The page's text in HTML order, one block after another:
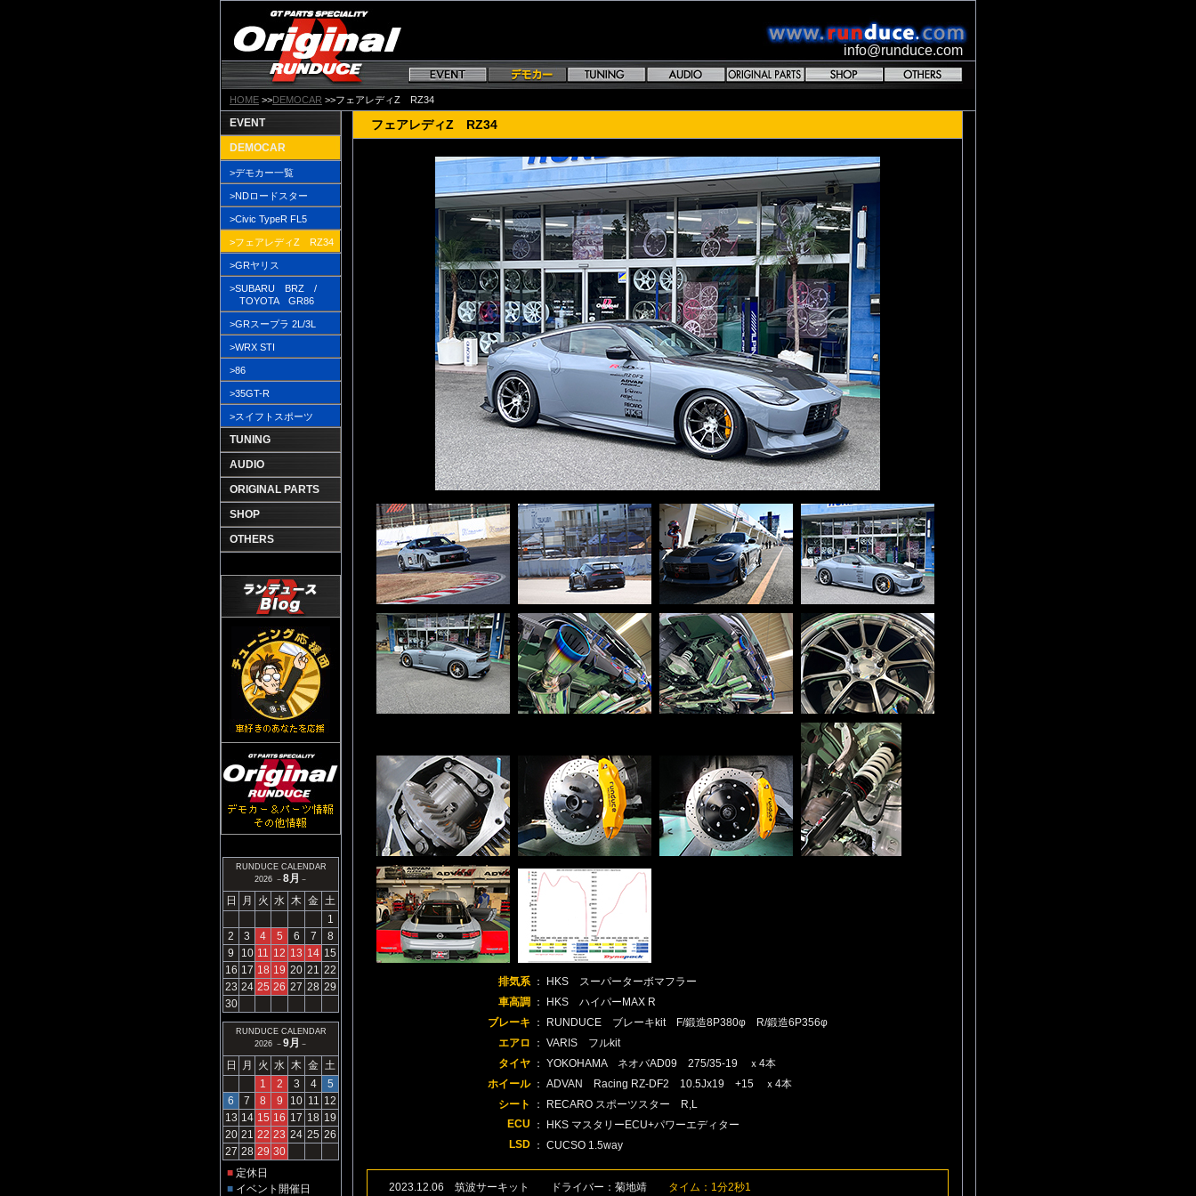
info@runduce.com
HOME >>DEMOCAR >>フェアレディZ RZ34
フェアレディZ RZ34
排気系 ： HKS スーパーターボマフラー
車高調
： HKS ハイパーMAX R
ブレーキ
： RUNDUCE ブレーキkit F/鍛造8P380φ R/鍛造6P356φ
エアロ
： VARIS フルkit
タイヤ ： YOKOHAMA ネオバAD09 275/35-19 ｘ4本
ホイール ： ADVAN Racing RZ-DF2 10.5Jx19 +15 ｘ4本
シート
： RECARO スポーツスター R,L
ECU
： HKS マスタリーECU+パワーエディター
LSD ： CUCSO 1.5way
2023.12.06 筑波サーキット ドライバー：菊地靖 タイム：1分2秒1
EVENT
DEMOCAR
>デモカー一覧
>NDロードスター
>Civic TypeR FL5
>フェアレディZ RZ34
>GRヤリス
>SUBARU BRZ /
TOYOTA GR86
>GRスープラ 2L/3L
>WRX STI
>86
>35GT-R
>スイフトスポーツ
TUNING
AUDIO
ORIGINAL PARTS
SHOP
OTHERS
RUNDUCE CALENDAR
2026 － 8月 －
日 月 火 水 木 金 土
1
2
3 4 5 6 7
8
9
10 11 12 13 14 15
16 17 18 19 20 21 22
23 24 25 26 27 28 29
30
RUNDUCE CALENDAR
2026 － 9月 －
日 月 火 水 木 金 土
1
2 3 4
5
6
7 8 9 10 11 12
13 14 15 16 17 18 19
20 21 22 23 24 25 26
27 28 29 30
■ 定休日
■ イベント開催日